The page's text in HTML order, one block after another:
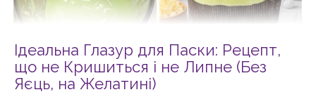
Ідеальна Глазур для Паски: Рецепт,
що не Кришиться і не Липне (Без
Яєць, на Желатині)